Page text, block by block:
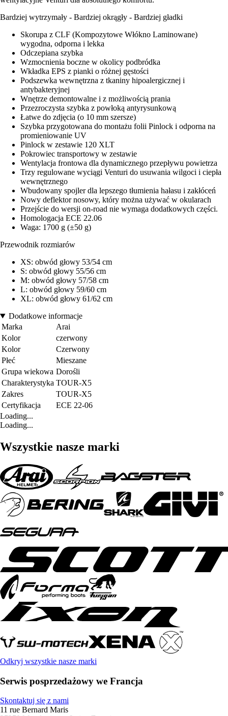
Bardziej wytrzymały - Bardziej okrągły - Bardziej gładki
Skorupa z CLF (Kompozytowe Włókno Laminowane)
wygodna, odporna i lekka
Odczepiana szybka
Wzmocnienia boczne w okolicy podbródka
Wkładka EPS z pianki o różnej gęstości
Podszewka wewnętrzna z tkaniny hipoalergicznej i
antybakteryjnej
Wnętrze demontowalne i z możliwością prania
Przezroczysta szybka z powłoką antyrysunkową
Łatwe do zdjęcia (o 10 mm szersze)
Szybka przygotowana do montażu folii Pinlock i odporna na
promieniowanie UV
Pinlock w zestawie 120 XLT
Pokrowiec transportowy w zestawie
Wentylacja frontowa dla dynamicznego przepływu powietrza
Trzy regulowane wyciągi Venturi do usuwania wilgoci i ciepła
wewnętrznego
Wbudowany spojler dla lepszego tłumienia hałasu i zakłóceń
Nowy deflektor nosowy, który można używać w okularach
Przejście do wersji on-road nie wymaga dodatkowych części.
Homologacja ECE 22.06
Waga: 1700 g (±50 g)
Przewodnik rozmiarów
XS: obwód głowy 53/54 cm
S: obwód głowy 55/56 cm
M: obwód głowy 57/58 cm
L: obwód głowy 59/60 cm
XL: obwód głowy 61/62 cm
Dodatkowe informacje
Marka
Arai
Kolor
czerwony
Kolor
Czerwony
Płeć
Mieszane
Grupa wiekowa Dorośli
Charakterystyka TOUR-X5
Zakres
TOUR-X5
Certyfikacja
ECE 22-06
Loading...
Loading...
Wszystkie nasze marki
Odkryj wszystkie nasze marki
Serwis posprzedażowy we Francja
Skontaktuj się z nami
11 rue Bernard Maris